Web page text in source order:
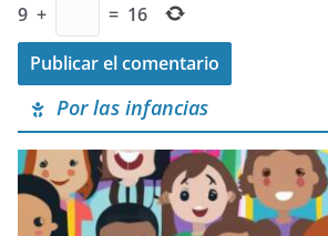
9 + = 16
Por las infancias